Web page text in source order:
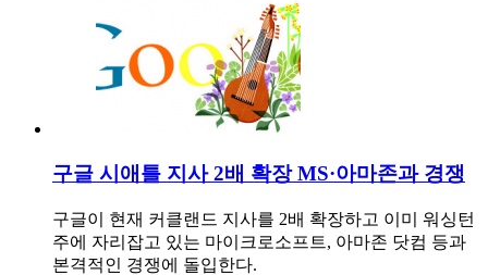
구글 시애틀 지사 2배 확장 MS·아마존과 경쟁
구글이 현재 커클랜드 지사를 2배 확장하고 이미 워싱턴
주에 자리잡고 있는 마이크로소프트, 아마존 닷컴 등과
본격적인 경쟁에 돌입한다.